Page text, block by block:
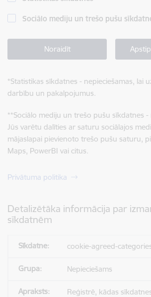
Sociālo mediju un trešo pušu
Noraidīt
*Statistikas sīkdatnes - nepieciešamas, lai
darbību un pakalpojumus.
**Sociālo mediju un trešo pušu sīkdatnes -
Jūs varētu dalīties ar saturu sociālajos
mājaslapai pievienoto trešo pušu saturu,
Maps, PowerBI vai citus.
Privātuma politika
Detalizētāka informācija par
sīkdatnēm
cookie-agreed-
Nepieciešams
Reģistrē, kādas